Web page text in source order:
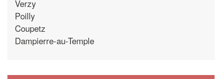
Verzy
Poilly
Coupetz
Dampierre-au-Temple